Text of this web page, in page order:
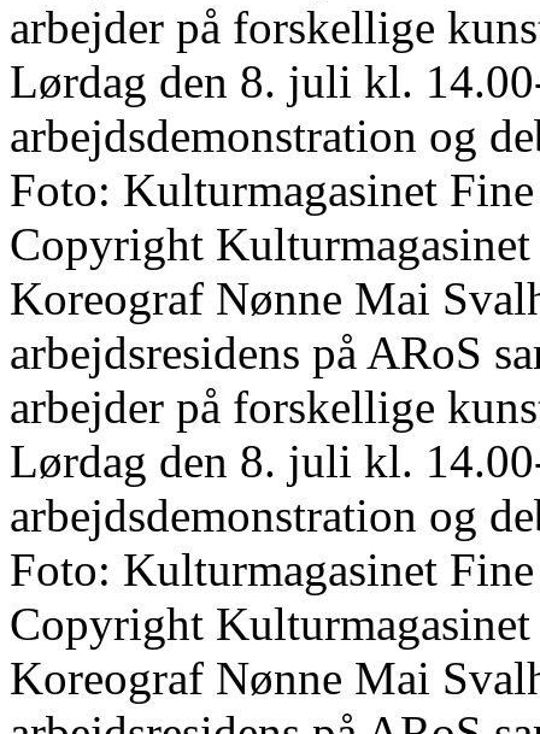
arbejder på forskellige
Lørdag den 8. juli kl.
arbejdsdemonstration og
Foto: Kulturmagasinet
Copyright
Koreograf Nønne Mai
arbejdsresidens på ARoS
arbejder på forskellige
Lørdag den 8. juli kl.
arbejdsdemonstration og
Foto: Kulturmagasinet
Copyright
Koreograf Nønne Mai